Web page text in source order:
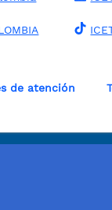
de atención